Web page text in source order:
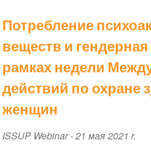
Потребление
веществ и
рамках недели
действий по охране
женщин
ISSUP Webinar-21 мая 2021 r.